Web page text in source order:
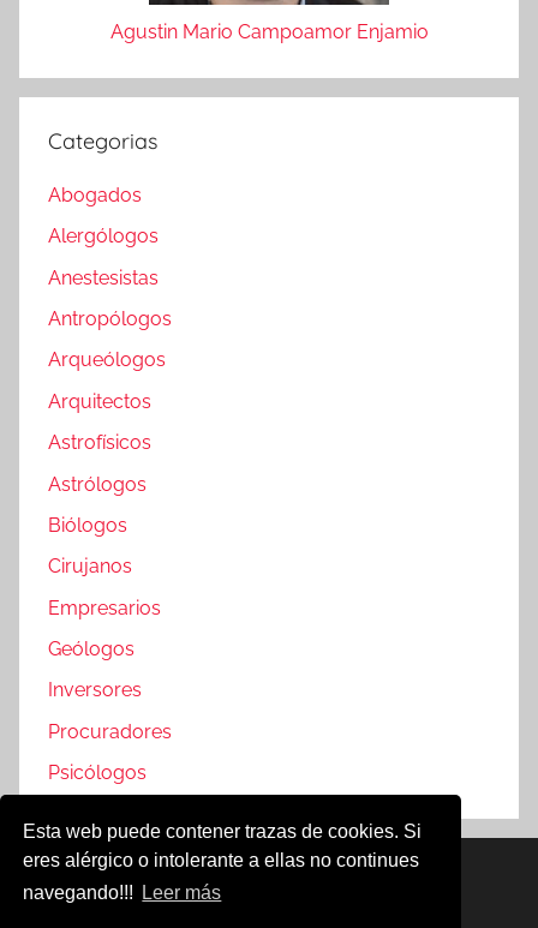
Esta web puede contener trazas de cookies. Si
eres alérgico o intolerante a ellas no continues
navegando!!!
Leer más
Agustin Mario Campoamor Enjamio
Categorias
Abogados
Alergólogos
Anestesistas
Antropólogos
Arqueólogos
Arquitectos
Astrofísicos
Astrólogos
Biólogos
Cirujanos
Empresarios
Geólogos
Inversores
Procuradores
Psicólogos
Famosos @2019